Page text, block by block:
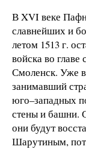
В XVI веке
славнейших и
летом 1513 г.
войска во
Смоленск. Уже
занимавший
юго–западных
стены и башни.
они будут
Шарутиным,